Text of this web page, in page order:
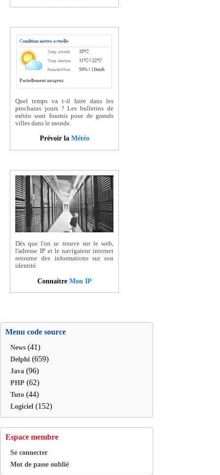
Quel temps va t-il faire dans les
prochains jours ? Les bulletins de
météo sont fournis pour de grands
villes dans le monde.
Prévoir la Météo
Dès que l'on se trouve sur le web,
l'adresse IP et le navigateur internet
retourne des informations sur son
identité.
Connaitre Mon IP
Menu code source
News (41)
Delphi (659)
Java (96)
PHP (62)
Tuto (44)
Logiciel (152)
Espace membre
Se connecter
Mot de passe oublié